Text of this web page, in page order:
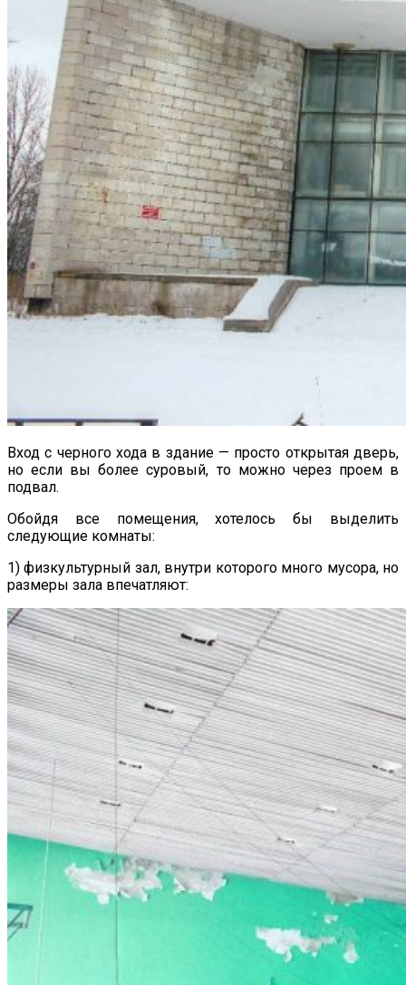
Вход с черного хода в здание — просто открытая дверь,
но если вы более суровый, то можно через проем в
подвал.
Обойдя все помещения, хотелось бы выделить
следующие комнаты:
1) физкультурный зал, внутри которого много мусора, но
размеры зала впечатляют: